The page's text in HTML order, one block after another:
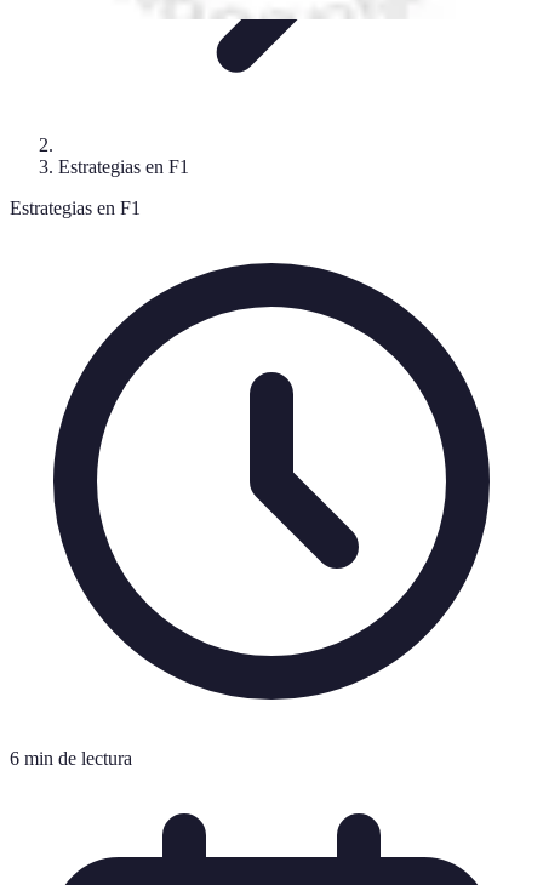
Estrategias en F1
Estrategias en F1
6 min de lectura